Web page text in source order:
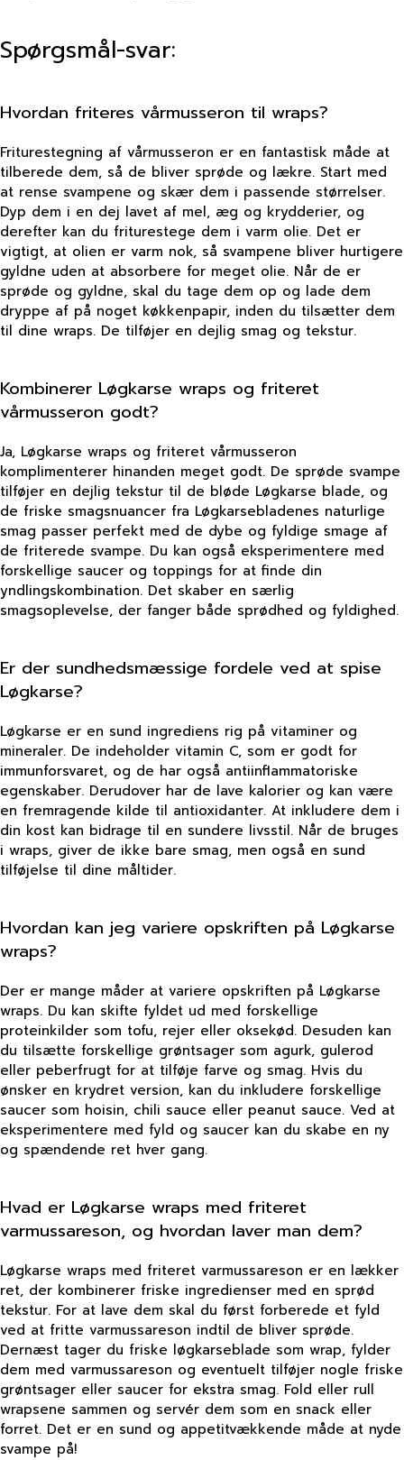
Spørgsmål-svar:
Hvordan friteres vårmusseron til wraps?
Friturestegning af vårmusseron er en fantastisk måde at
tilberede dem, så de bliver sprøde og lækre. Start med
at rense svampene og skær dem i passende størrelser.
Dyp dem i en dej lavet af mel, æg og krydderier, og
derefter kan du friturestege dem i varm olie. Det er
vigtigt, at olien er varm nok, så svampene bliver hurtigere
gyldne uden at absorbere for meget olie. Når de er
sprøde og gyldne, skal du tage dem op og lade dem
dryppe af på noget køkkenpapir, inden du tilsætter dem
til dine wraps. De tilføjer en dejlig smag og tekstur.
Kombinerer Løgkarse wraps og friteret
vårmusseron godt?
Ja, Løgkarse wraps og friteret vårmusseron
komplimenterer hinanden meget godt. De sprøde svampe
tilføjer en dejlig tekstur til de bløde Løgkarse blade, og
de friske smagsnuancer fra Løgkarsebladenes naturlige
smag passer perfekt med de dybe og fyldige smage af
de friterede svampe. Du kan også eksperimentere med
forskellige saucer og toppings for at finde din
yndlingskombination. Det skaber en særlig
smagsoplevelse, der fanger både sprødhed og fyldighed.
Er der sundhedsmæssige fordele ved at spise
Løgkarse?
Løgkarse er en sund ingrediens rig på vitaminer og
mineraler. De indeholder vitamin C, som er godt for
immunforsvaret, og de har også antiinflammatoriske
egenskaber. Derudover har de lave kalorier og kan være
en fremragende kilde til antioxidanter. At inkludere dem i
din kost kan bidrage til en sundere livsstil. Når de bruges
i wraps, giver de ikke bare smag, men også en sund
tilføjelse til dine måltider.
Hvordan kan jeg variere opskriften på Løgkarse
wraps?
Der er mange måder at variere opskriften på Løgkarse
wraps. Du kan skifte fyldet ud med forskellige
proteinkilder som tofu, rejer eller oksekød. Desuden kan
du tilsætte forskellige grøntsager som agurk, gulerod
eller peberfrugt for at tilføje farve og smag. Hvis du
ønsker en krydret version, kan du inkludere forskellige
saucer som hoisin, chili sauce eller peanut sauce. Ved at
eksperimentere med fyld og saucer kan du skabe en ny
og spændende ret hver gang.
Hvad er Løgkarse wraps med friteret
varmussareson, og hvordan laver man dem?
Løgkarse wraps med friteret varmussareson er en lækker
ret, der kombinerer friske ingredienser med en sprød
tekstur. For at lave dem skal du først forberede et fyld
ved at fritte varmussareson indtil de bliver sprøde.
Dernæst tager du friske løgkarseblade som wrap, fylder
dem med varmussareson og eventuelt tilføjer nogle friske
grøntsager eller saucer for ekstra smag. Fold eller rull
wrapsene sammen og servér dem som en snack eller
forret. Det er en sund og appetitvækkende måde at nyde
svampe på!